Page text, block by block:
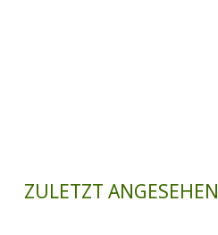
ZULETZT ANGESEHEN